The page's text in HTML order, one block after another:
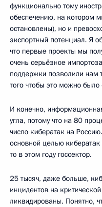
функционально тому
обеспечению, на котором
остановлены), но и
экспортный потенциал. Я
что первые проекты мы
очень серьёзное
поддержки позволили нам
того чтобы это можно было
И конечно,
угла, потому что на 80
число кибератак на
основной целью
то в этом году госсектор.
25 тысяч, даже больше,
инцидентов на
ликвидированы. Понятно,